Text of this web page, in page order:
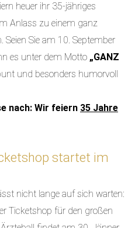
heuer ihr 35-jähriges
Anlass zu einem ganz
Seien Sie am 10. September
es unter dem Motto „GANZ
und besonders humorvoll
nach: Wir feiern 35 Jahre
startet im
nicht lange auf sich warten:
Ticketshop für den großen